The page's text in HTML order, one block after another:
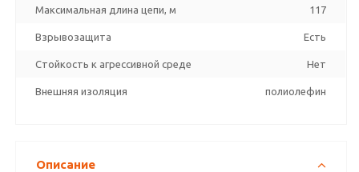
Максимальная длина цепи, м 117
Взрывозащита Есть
Стойкость к агрессивной среде Нет
Внешняя изоляция полиолефин
Описание